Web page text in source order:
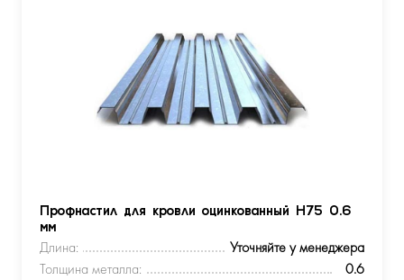
Профнастил для кровли оцинкованный Н75 0.6
мм
Длина:
Уточняйте у менеджера
Толщина металла:
0.6